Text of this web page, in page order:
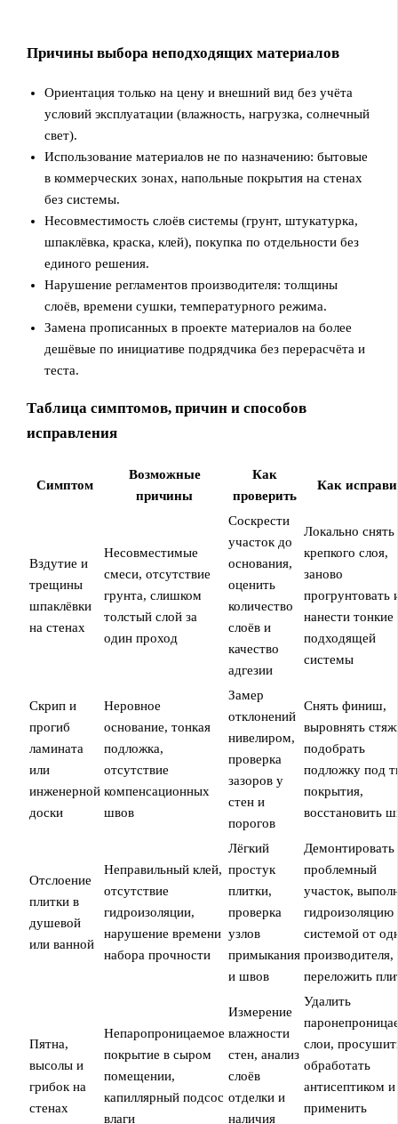
Причины выбора неподходящих материалов
Ориентация только на цену и внешний вид без учёта
условий эксплуатации (влажность, нагрузка, солнечный
свет).
Использование материалов не по назначению: бытовые
в коммерческих зонах, напольные покрытия на стенах
без системы.
Несовместимость слоёв системы (грунт, штукатурка,
шпаклёвка, краска, клей), покупка по отдельности без
единого решения.
Нарушение регламентов производителя: толщины
слоёв, времени сушки, температурного режима.
Замена прописанных в проекте материалов на более
дешёвые по инициативе подрядчика без перерасчёта и
теста.
Таблица симптомов, причин и способов
исправления
Симптом
Возможные
причины
Как
проверить
Как
Вздутие и
трещины
шпаклёвки
на стенах
Несовместимые
смеси, отсутствие
грунта, слишком
толстый слой за
один проход
Соскрести
участок до
основания,
оценить
количество
слоёв и
качество
адгезии
Локально
крепкого слоя,
заново
прогрунтовать
нанести тонкие
подходящей
системы
Скрип и
прогиб
ламината
или
инженерной
доски
Неровное
основание, тонкая
подложка,
отсутствие
компенсационных
швов
Замер
отклонений
нивелиром,
проверка
зазоров у
стен и
порогов
Снять финиш,
выровнять
подобрать
подложку под
покрытия,
восстановить
Отслоение
плитки в
душевой
или ванной
Неправильный клей,
отсутствие
гидроизоляции,
нарушение времени
набора прочности
Лёгкий
простук
плитки,
проверка
узлов
примыкания
и швов
Демонтировать
проблемный
участок,
гидроизоляцию
системой от
производителя,
переложить
Пятна,
высолы и
грибок на
стенах
Непаропроницаемое
покрытие в сыром
помещении,
капиллярный подсос
влаги
Измерение
влажности
стен, анализ
слоёв
отделки и
наличия
Удалить
слои,
обработать
антисептиком и
применить